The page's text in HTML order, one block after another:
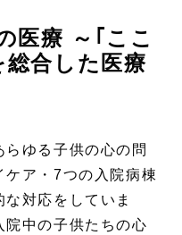
医療 ～｢ここ
総合した医療
ゆる子供の心の問
ケア・7つの入院病棟
対応をしていま
中の子供たちの心